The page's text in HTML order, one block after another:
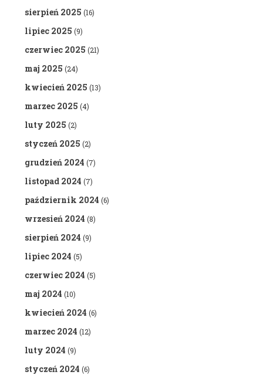
sierpień 2025 (16)
lipiec 2025 (9)
czerwiec 2025 (21)
maj 2025 (24)
kwiecień 2025 (13)
marzec 2025 (4)
luty 2025 (2)
styczeń 2025 (2)
grudzień 2024 (7)
listopad 2024 (7)
październik 2024 (6)
wrzesień 2024 (8)
sierpień 2024 (9)
lipiec 2024 (5)
czerwiec 2024 (5)
maj 2024 (10)
kwiecień 2024 (6)
marzec 2024 (12)
luty 2024 (9)
styczeń 2024 (6)